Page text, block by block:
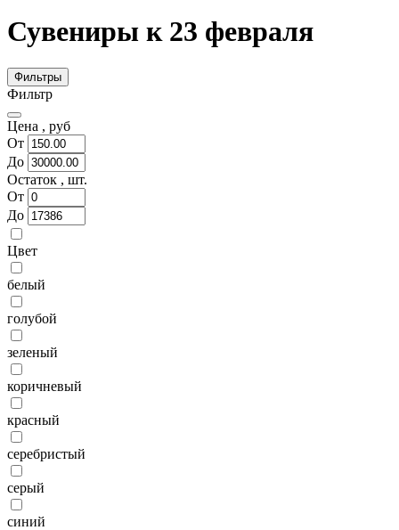
Сувениры к 23 февраля
Фильтры
Фильтр
Цена , руб
От
До
Остаток , шт.
От
До
Цвет
белый
голубой
зеленый
коричневый
красный
серебристый
серый
синий